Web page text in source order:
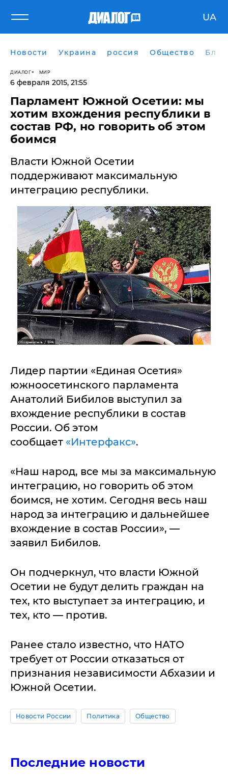
UA
Новости Украина россия Общество
ДИАЛОГ МИР
6 февраля 2015, 21:55
Парламент Южной Осетии: мы
хотим вхождения республики в
состав РФ, но говорить об этом
боимся
Власти Южной Осетии
поддерживают максимальную
интеграцию республики.
Лидер партии «Единая Осетия»
южноосетинского парламента
Анатолий Бибилов выступил за
вхождение республики в состав
России. Об этом
сообщает «Интерфакс».
«Наш народ, все мы за максимальную
интеграцию, но говорить об этом
боимся, не хотим. Сегодня весь наш
народ за интеграцию и дальнейшее
вхождение в состав России», —
заявил Бибилов.
Он подчеркнул, что власти Южной
Осетии не будут делить граждан на
тех, кто выступает за интеграцию, и
тех, кто — против.
Ранее стало известно, что НАТО
требует от России отказаться от
признания независимости Абхазии и
Южной Осетии.
Новости России Политика Общество
Последние новости